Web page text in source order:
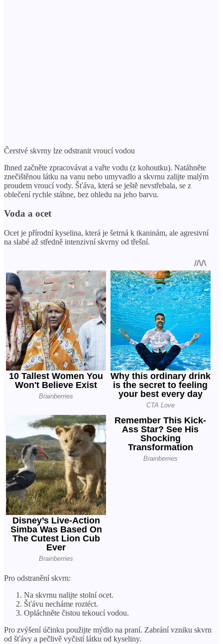
Čerstvé skvrny lze odstranit vroucí vodou
Ihned začněte zpracovávat a vařte vodu (z kohoutku). Natáhněte
znečištěnou látku na vanu nebo umyvadlo a skvrnu zalijte malým
proudem vroucí vody. Šťáva, která se ještě nevstřebala, se z
oblečení rychle stáhne, bez ohledu na jeho barvu.
Voda a ocet
Ocet je přírodní kyselina, která je šetrná k tkaninám, ale agresivní
na slabé až středně intenzivní skvrny od třešní.
Pro odstranění skvrn:
Na skvrnu nalijte stolní ocet.
Šťávu necháme roztéct.
Opláchněte čistou tekoucí vodou.
Pro zvýšení účinku použijte mýdlo na praní. Zabrání vzniku skvrn
od šťávy a pečlivě vyčistí látku od kyseliny.